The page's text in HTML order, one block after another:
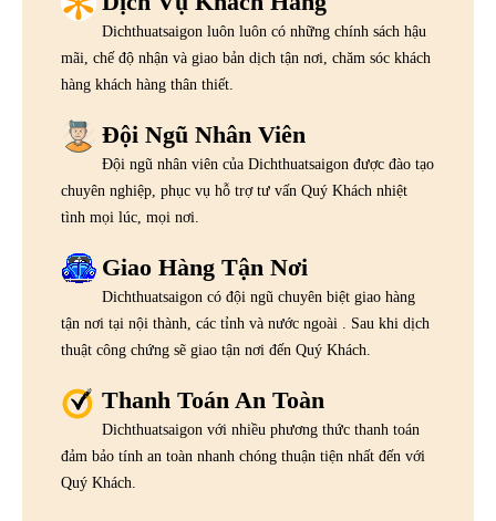
Dichthuatsaigon luôn luôn có những chính sách hậu
mãi, chế độ nhận và giao bản dịch tận nơi, chăm sóc khách
hàng khách hàng thân thiết.
Đội Ngũ Nhân Viên
Đội ngũ nhân viên của Dichthuatsaigon được đào tạo
chuyên nghiệp, phục vụ hỗ trợ tư vấn Quý Khách nhiệt
tình mọi lúc, mọi nơi.
Giao Hàng Tận Nơi
Dichthuatsaigon có đội ngũ chuyên biệt giao hàng
tận nơi tại nội thành, các tỉnh và nước ngoài . Sau khi dịch
thuật công chứng sẽ giao tận nơi đến Quý Khách.
Thanh Toán An Toàn
Dichthuatsaigon với nhiều phương thức thanh toán
đảm bảo tính an toàn nhanh chóng thuận tiện nhất đến với
Quý Khách.